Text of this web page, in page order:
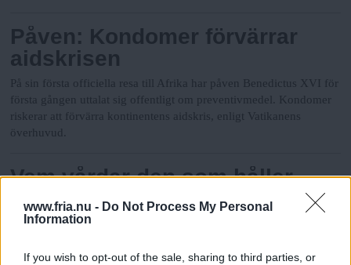
www.fria.nu - Do Not Process My Personal
Information
If you wish to opt-out of the sale, sharing to third parties, or
Påven: Kondomer förvärrar
aidskrisen
På sin första officiella resa till Afrika har påven Benedictus XVI för
första gången uttalat sig offentligt om preventivmedel. Kondomer
riskerar att förvärra kontinentens aidskris, enligt Vatikanens
överhuvud.
Vem vårdar den som håller
handen?
Vårdpersonal ser sig ibland som gudar, påstår kritiker. Väsen med
människor och deras anhöriga även de tror eller hoppas på